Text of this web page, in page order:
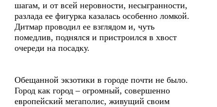
шагам, и от всей неровности, несыгранности,
разлада ее фигурка казалась особенно ломкой.
Дитмар проводил ее взглядом и, чуть
помедлив, поднялся и пристроился в хвост
очереди на посадку.
Обещанной экзотики в городе почти не было.
Город как город – огромный, совершенно
европейский мегаполис, живущий своим